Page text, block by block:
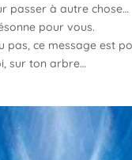
passer à autre chose…
pour vous.
pas, ce message est
sur ton arbre…